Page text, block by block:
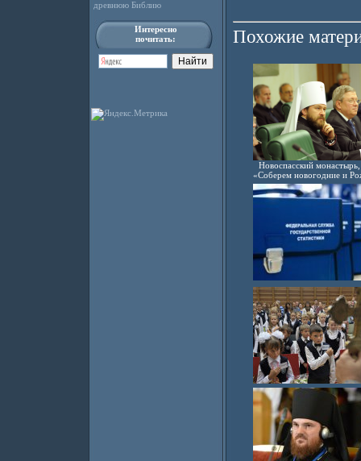
древнюю Библию
Интересно
почитать:
Похожие
Новоспасский
«Соберем новогодние и